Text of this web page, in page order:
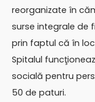
reorganizate în
surse integrale de
prin faptul că în
Spitalul
socială pentru
50 de paturi.